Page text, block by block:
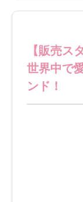
【販売ス
世界中で
ンド！